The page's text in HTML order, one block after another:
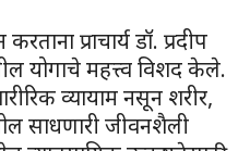
प्राचार्य डॉ. प्रदीप
योगाचे महत्त्व विशद केले.
व्यायाम नसून शरीर,
साधणारी जीवनशैली